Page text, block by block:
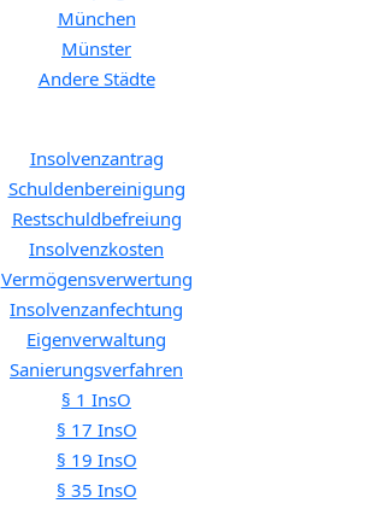
München
Münster
Andere Städte
Insolvenzantrag
Schuldenbereinigung
Restschuldbefreiung
Insolvenzkosten
Vermögensverwertung
Insolvenzanfechtung
Eigenverwaltung
Sanierungsverfahren
§ 1 InsO
§ 17 InsO
§ 19 InsO
§ 35 InsO